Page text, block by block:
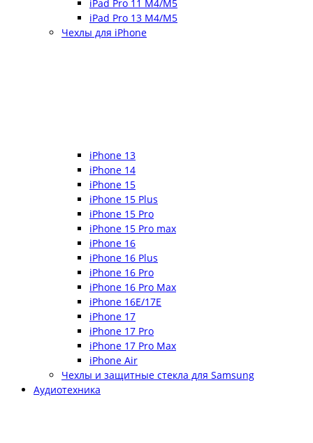
iPad Pro 11 M4/M5
iPad Pro 13 M4/M5
Чехлы для iPhone
iPhone 13
iPhone 14
iPhone 15
iPhone 15 Plus
iPhone 15 Pro
iPhone 15 Pro max
iPhone 16
iPhone 16 Plus
iPhone 16 Pro
iPhone 16 Pro Max
iPhone 16E/17E
iPhone 17
iPhone 17 Pro
iPhone 17 Pro Max
iPhone Air
Чехлы и защитные стекла для Samsung
Аудиотехника